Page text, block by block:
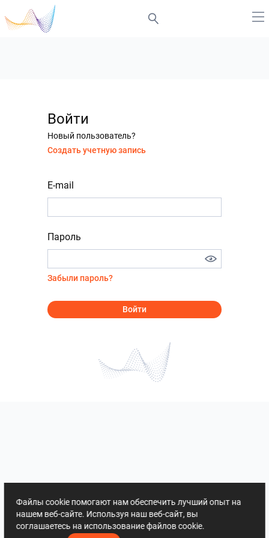
Войти
Новый пользователь?
Создать учетную запись
E-mail
Пароль
Забыли пароль?
Войти
Файлы cookie помогают нам обеспечить лучший опыт на
нашем веб-сайте. Используя наш веб-сайт, вы
соглашаетесь на использование файлов cookie.